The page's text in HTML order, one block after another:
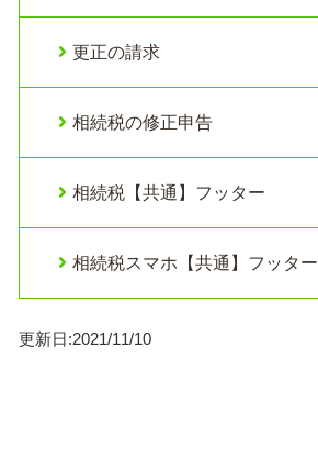
更正の請求
相続税の修正申告
相続税【共通】フッター
相続税スマホ【共通】フッター
更新日:2021/11/10